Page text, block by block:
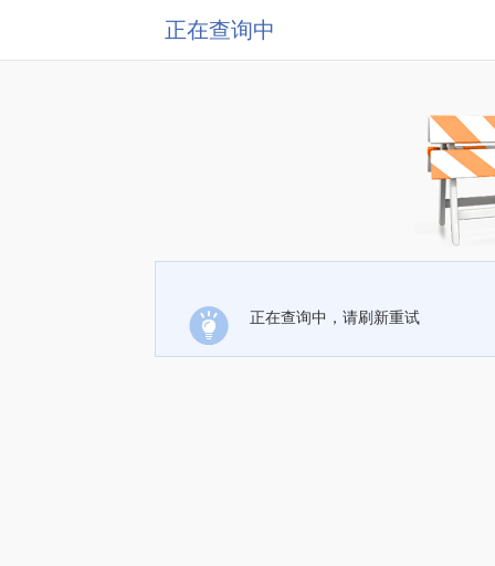
正在查询中
正在查询中，请刷新重试